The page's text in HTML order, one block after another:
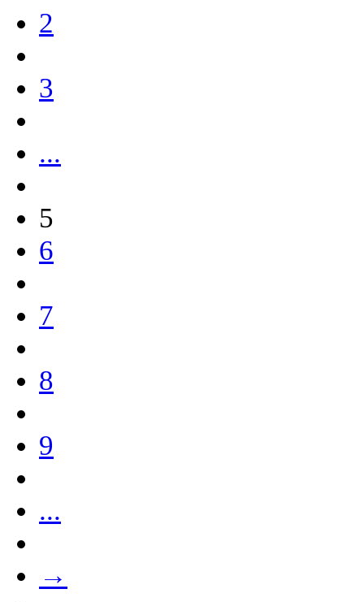
2
3
...
5
6
7
8
9
...
→